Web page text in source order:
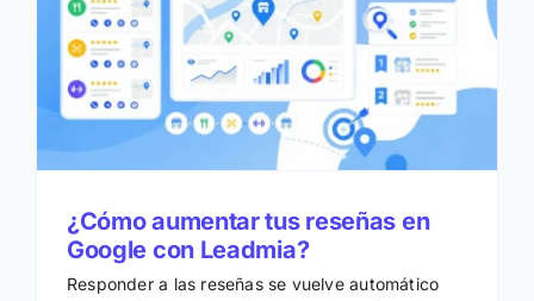
¿Cómo aumentar tus reseñas en
Google con Leadmia?
Responder a las reseñas se vuelve automático